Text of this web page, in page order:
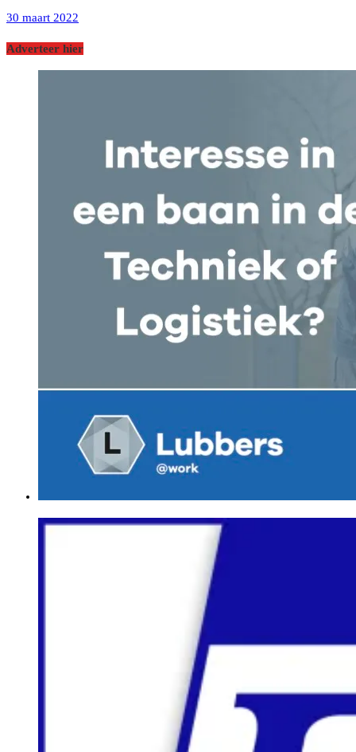
30 maart 2022
Adverteer hier